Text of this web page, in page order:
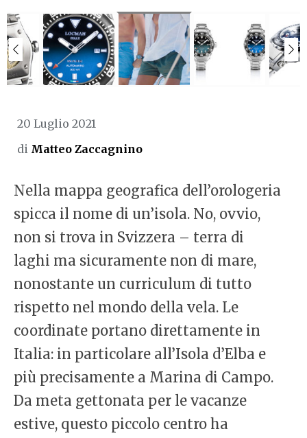
20 Luglio 2021
di Matteo Zaccagnino
Nella mappa geografica dell’orologeria
spicca il nome di un’isola. No, ovvio,
non si trova in Svizzera – terra di
laghi ma sicuramente non di mare,
nonostante un curriculum di tutto
rispetto nel mondo della vela. Le
coordinate portano direttamente in
Italia: in particolare all’Isola d’Elba e
più precisamente a Marina di Campo.
Da meta gettonata per le vacanze
estive, questo piccolo centro ha